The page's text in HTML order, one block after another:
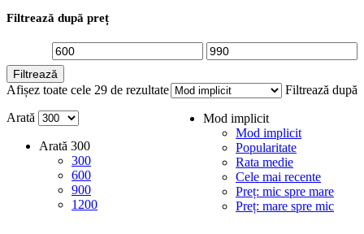
Filtrează după preț
Preț
minim
Preț
Filtrează
Afișez toate cele 29 de rezultate Filtrează după
Mod implicit
Mod implicit
Popularitate
Rata medie
Cele mai recente
Preț: mic spre mare
Preț: mare spre mic
Arată
Arată 300
300
600
900
1200